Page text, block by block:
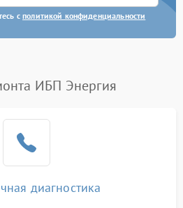
сполитикой конфиденциальности
ИБП Энергия
диагностика